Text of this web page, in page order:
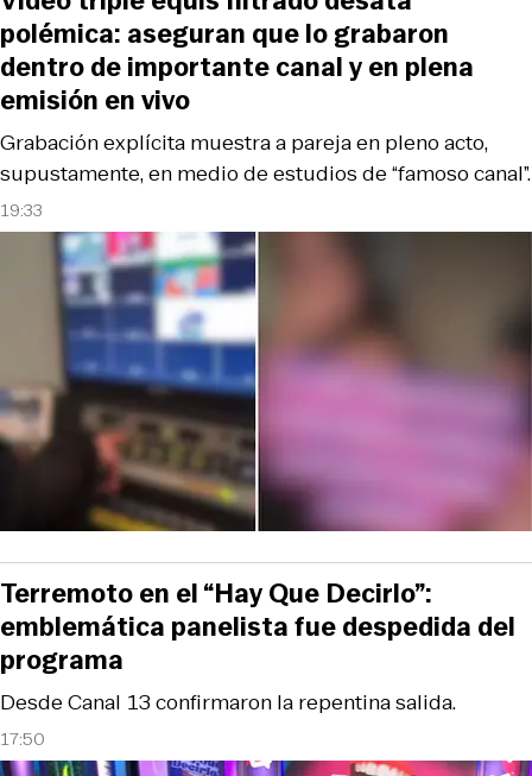
19:33
Grabación explícita muestra a pareja en pleno acto,
supustamente, en medio de estudios de “famoso canal”.
polémica: aseguran que lo grabaron
dentro de importante canal y en plena
emisión en vivo
17:50
Desde Canal 13 confirmaron la repentina salida.
Terremoto en el “Hay Que Decirlo”:
emblemática panelista fue despedida del
programa